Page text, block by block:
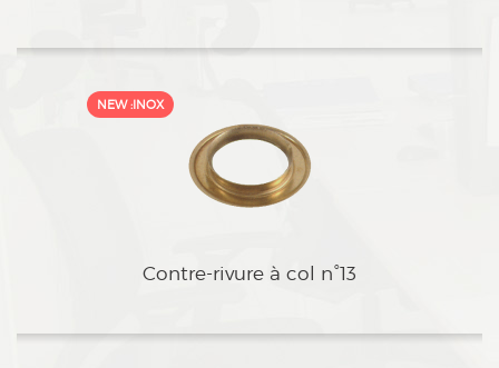
cContre-rivure à col n°13